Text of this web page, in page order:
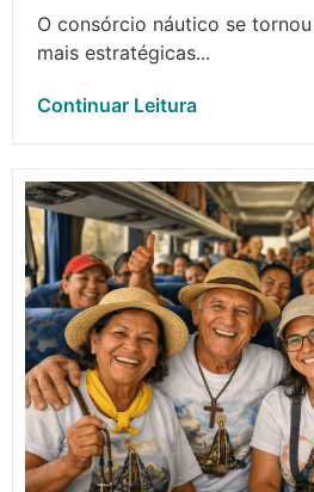
O consórcio náutico se
mais estratégicas...
Continuar Leitura